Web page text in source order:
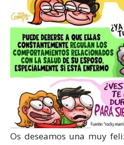
Os deseamos una muy